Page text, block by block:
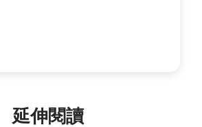
延伸閱讀